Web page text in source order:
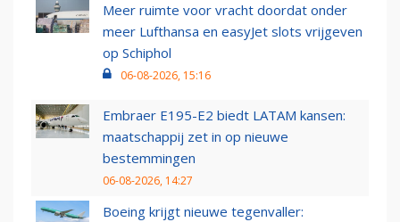
Meer ruimte voor vracht doordat onder
meer Lufthansa en easyJet slots vrijgeven
op Schiphol
06-08-2026, 15:16
Embraer E195-E2 biedt LATAM kansen:
maatschappij zet in op nieuwe
bestemmingen
06-08-2026, 14:27
Boeing krijgt nieuwe tegenvaller: